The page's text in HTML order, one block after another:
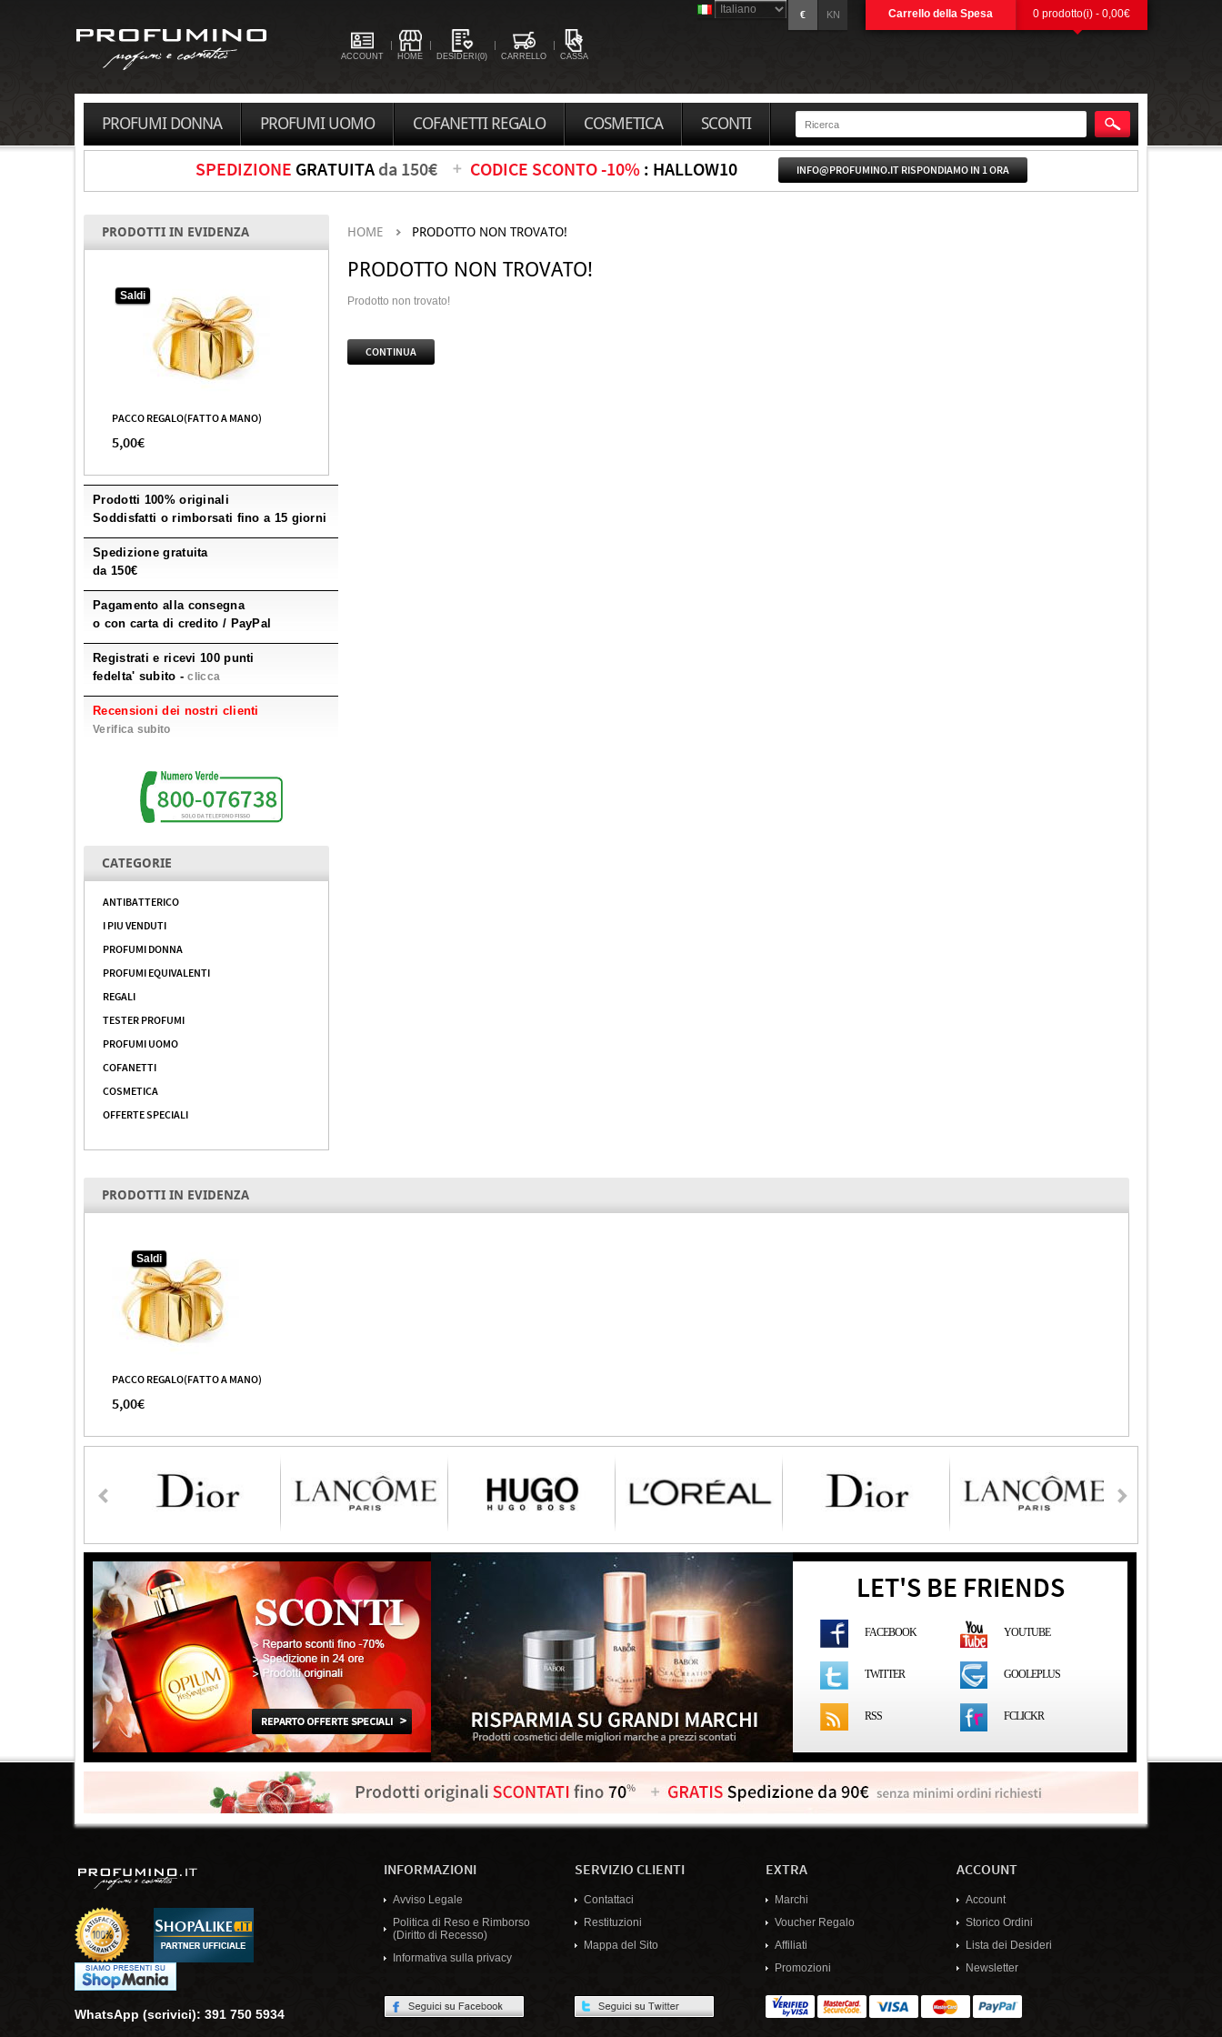
€ KN Carrello della Spesa 0 prodotto(i) - 0,00€
ACCOUNT HOME DESIDERI(0) CARRELLO CASSA
PROFUMI DONNA PROFUMI UOMO COFANETTI REGALO COSMETICA SCONTI
SPEDIZIONE GRATUITAda 150€ CODICE SCONTO -10% : HALLOW10 INFO@PROFUMINO.IT RISPONDIAMO IN 1 ORA
PRODOTTI IN EVIDENZA
Saldi
PACCO REGALO(FATTO A MANO)
5,00€
Prodotti 100% originali
Soddisfatti o rimborsati fino a 15 giorni
Spedizione gratuita
da 150€
Pagamento alla consegna
o con carta di credito / PayPal
Registrati e ricevi 100 punti
fedelta' subito -clicca
Recensioni dei nostri clienti
Verifica subito
CATEGORIE
ANTIBATTERICO
I PIU VENDUTI
PROFUMI DONNA
PROFUMI EQUIVALENTI
REGALI
TESTER PROFUMI
PROFUMI UOMO
COFANETTI
COSMETICA
OFFERTE SPECIALI
HOME PRODOTTO NON TROVATO!
PRODOTTO NON TROVATO!
Prodotto non trovato!
CONTINUA
PRODOTTI IN EVIDENZA
Saldi
PACCO REGALO(FATTO A MANO)
5,00€
LET'S BE FRIENDS
FACEBOOK YOUTUBE
TWITTER GOOLEPLUS
RSS FCLICKR
WhatsApp (scrivici): 391 750 5934
INFORMAZIONI
Avviso Legale
Politica di Reso e Rimborso
(Diritto di Recesso)
Informativa sulla privacy
SERVIZIO CLIENTI
Contattaci
Restituzioni
Mappa del Sito
EXTRA
Marchi
Voucher Regalo
Affiliati
Promozioni
ACCOUNT
Account
Storico Ordini
Lista dei Desideri
Newsletter